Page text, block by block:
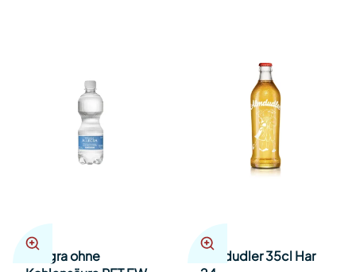
Allegra ohne
Almdudler 35cl Har